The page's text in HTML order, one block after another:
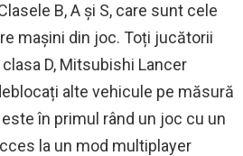
B, A și S, care sunt cele
mașini din joc. Toți jucătorii
D, Mitsubishi Lancer
alte vehicule pe măsură
în primul rând un joc cu un
la un mod multiplayer